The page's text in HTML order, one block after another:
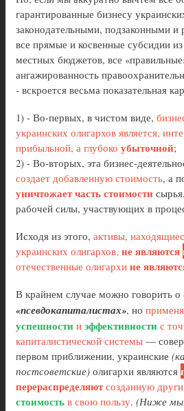
гарантированные бизнесу
законодательными, подзаконными и
все прямые и косвенные субсидии
местных бюджетов, все
ангажированность
- вскроется весьма показательная
1) - Во-первых, в чистом виде,
украинских олигархов является,
прибыльной, а глубоко убыточной;
2) - Во-вторых, эта бизнес-
создает добавленную стоимость, а
уничтожает часть стоимости
рабочей силы, участвующих в
Исходя из этого, активы,
украинских олигархов, не являются
отечественные олигархи не
В крайнем случае можно говорить о
«псевдокапиталистах», но
успешности и эффективности с
капиталистической системы —
первом приближении, украинские
постсоветские) олигархи являются
перераспределяютсозданную
стоимость в свою пользу. (Ниже мы